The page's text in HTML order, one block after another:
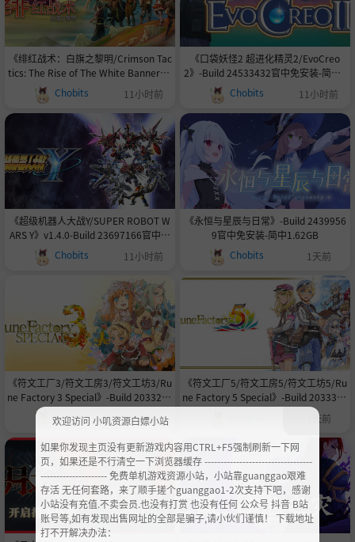
《绯红战术：白旗之黎明/Crimson Tac
tics: The Rise of The White Banner》-
Build 24534619官中免安装-简中14.9G
B
Chobits 11小时前
《口袋妖怪2 超进化精灵2/EvoCreo
2》-Build 24533432官中免安装-简中3
41.5MB
Chobits 11小时前
《超级机器人大战Y/SUPER ROBOT W
ARS Y》v1.4.0-Build 23697166官中免
安装-简中20.7GB
Chobits 11小时前
《永恒与星辰与日常》-Build 2439956
9官中免安装-简中1.62GB
Chobits
1天前
《符文工厂3/符文工房3/符文工坊3/Ru
ne Factory 3 Special》-Build 2033249
0官中免安装-简中|支持键鼠.手柄|容量
3.0GB
Chobits 1天前
《符文工厂5/符文工房5/符文工坊5/Ru
ne Factory 5 Special》-Build 2033360
4官中免安装-简中|支持键鼠.手柄|容量
1天前
欢迎访问 小叽资源白嫖小站
如果你发现主页没有更新游戏内容用CTRL+F5强制刷新一下网
页，如果还是不行清空一下浏览器缓存 ----------------------------------
--------------------- 免费单机游戏资源小站，小站靠guanggao艰难
存活 无任何套路，来了顺手搓个guanggao1-2次支持下吧，感谢
小站没有充值.不卖会员.也没有打赏 也没有任何 公众号 抖音 B站
账号等,如有发现出售网址的全部是骗子,请小伙们谨慎！ 下载地址
打不开解决办法：